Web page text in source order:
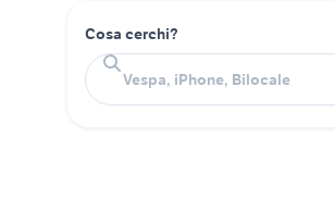
Cosa cerchi?